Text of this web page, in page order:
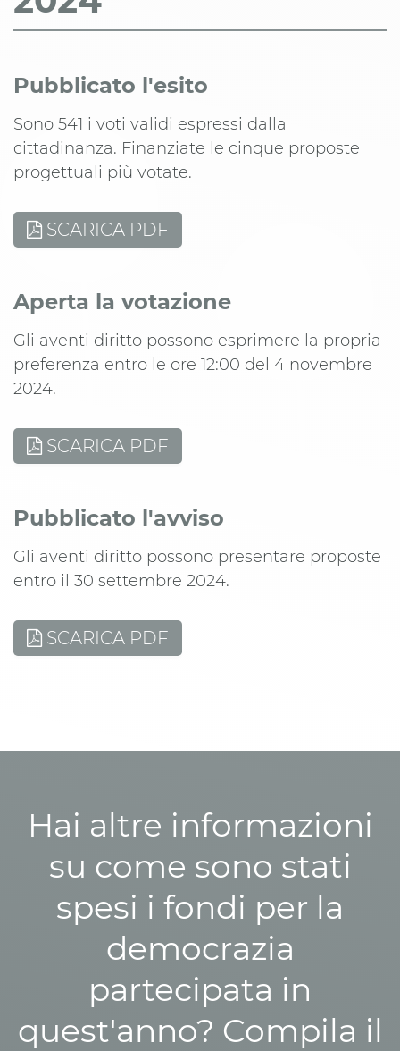
Pubblicato l'esito
Sono 541 i voti validi espressi dalla
cittadinanza. Finanziate le cinque proposte
progettuali più votate.
SCARICA PDF
Aperta la votazione
Gli aventi diritto possono esprimere la propria
preferenza entro le ore 12:00 del 4 novembre
2024.
SCARICA PDF
Pubblicato l'avviso
Gli aventi diritto possono presentare proposte
entro il 30 settembre 2024.
SCARICA PDF
Hai altre informazioni
su come sono stati
spesi i fondi per la
democrazia
partecipata in
quest'anno? Compila il